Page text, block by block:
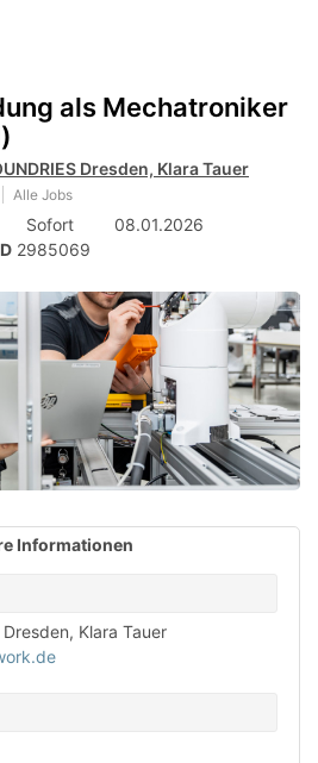
von
aus
als Mechatroniker
Dresden, Klara Tauer
Alle Jobs
Sofort
08.01.2026
2985069
Informationen
Dresden, Klara Tauer